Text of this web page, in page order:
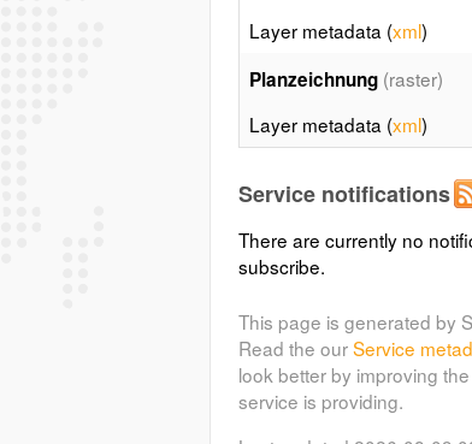
Layer metadata (xml)
Planzeichnung (raster)
Layer metadata (xml)
Service notifications
There are currently no
subscribe.
This page is generated by
Read the ourService
look better by improving
service is providing.